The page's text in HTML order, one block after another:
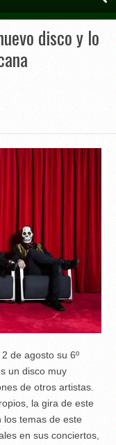
disco y lo
de agosto su 6º
un disco muy
de otros artistas.
la gira de este
los temas de este
en sus conciertos,